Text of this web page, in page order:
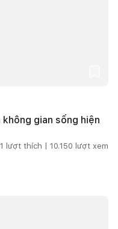
gian sống hiện
1 lượt thích | 10.150 lượt xem